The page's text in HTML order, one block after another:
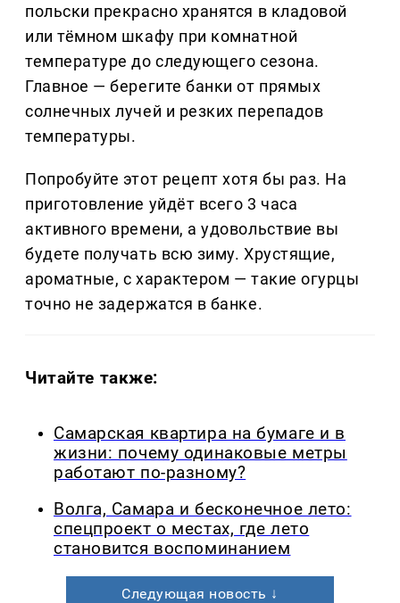
польски прекрасно хранятся в кладовой
или тёмном шкафу при комнатной
температуре до следующего сезона.
Главное — берегите банки от прямых
солнечных лучей и резких перепадов
температуры.
Попробуйте этот рецепт хотя бы раз. На
приготовление уйдёт всего 3 часа
активного времени, а удовольствие вы
будете получать всю зиму. Хрустящие,
ароматные, с характером — такие огурцы
точно не задержатся в банке.
Читайте также:
Самарская квартира на бумаге и в
жизни: почему одинаковые метры
работают по-разному?
Волга, Самара и бесконечное лето:
спецпроект о местах, где лето
становится воспоминанием
Следующая новость ↓